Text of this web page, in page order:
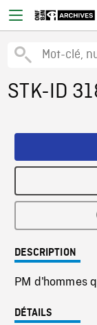
STK-ID
DESCRIPTION
PM d'hommes
DÉTAILS